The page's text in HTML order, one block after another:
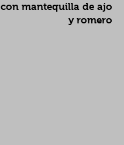
con mantequilla de ajo
y romero